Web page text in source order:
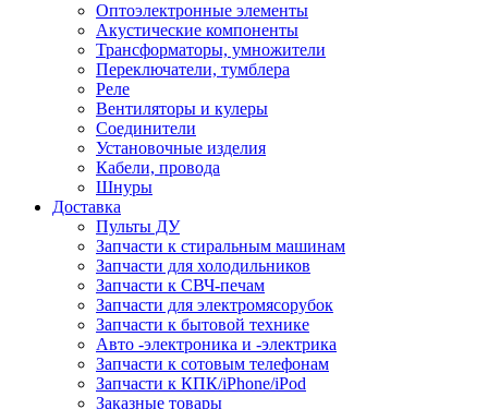
Оптоэлектронные элементы
Акустические компоненты
Трансформаторы, умножители
Переключатели, тумблера
Реле
Вентиляторы и кулеры
Соединители
Установочные изделия
Кабели, провода
Шнуры
Доставка
Пульты ДУ
Запчасти к стиральным машинам
Запчасти для холодильников
Запчасти к СВЧ-печам
Запчасти для электромясорубок
Запчасти к бытовой технике
Авто -электроника и -электрика
Запчасти к сотовым телефонам
Запчасти к КПК/iPhone/iPod
Заказные товары